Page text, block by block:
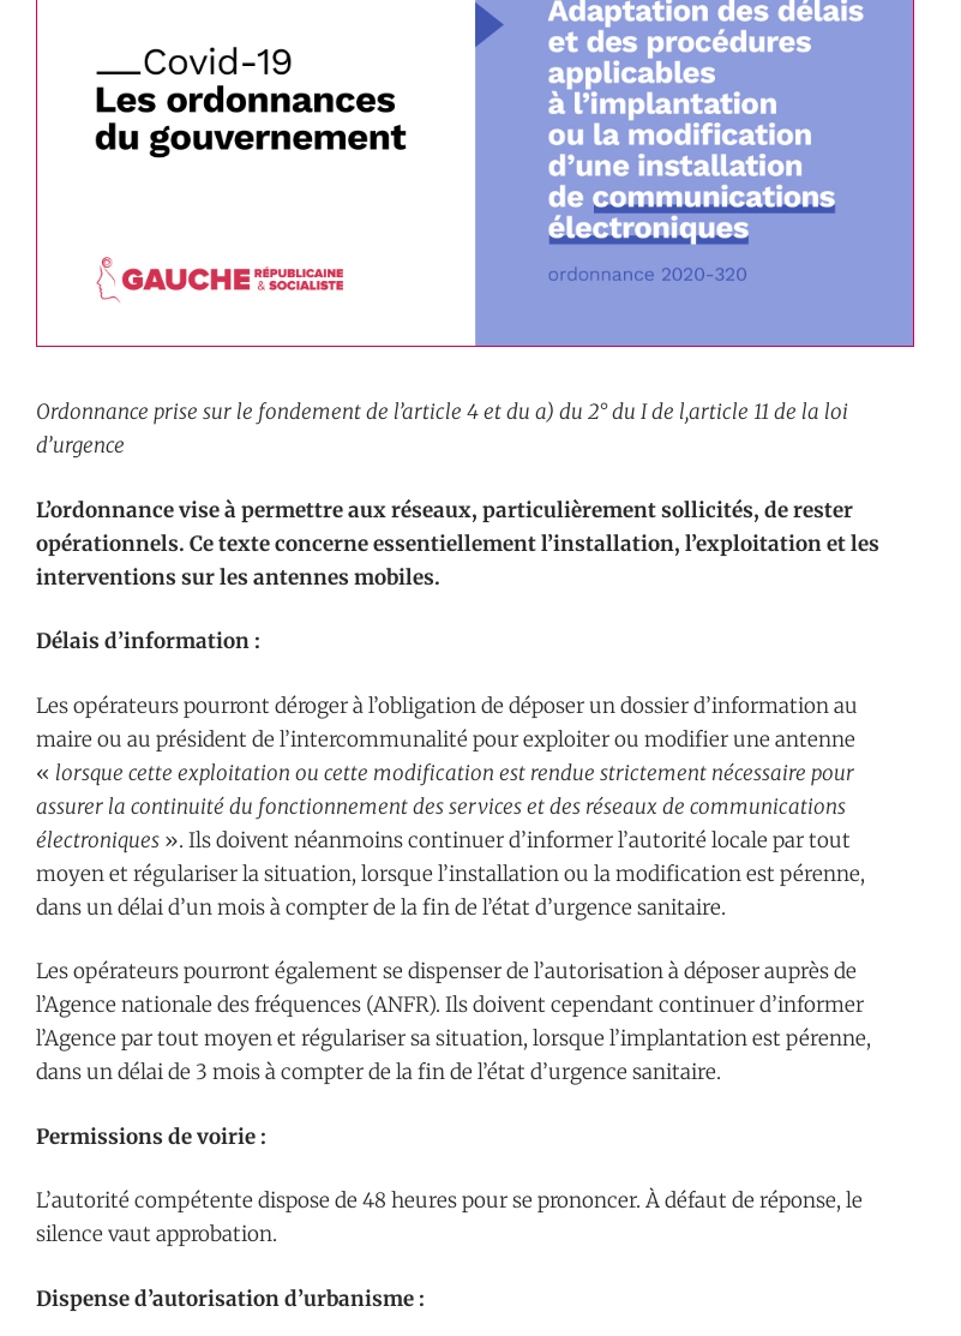
Ordonnance prise sur le fondement de l’article 4 et du a) du 2° du I de l,article 11 de la loi
d’urgence
L’ordonnance vise à permettre aux réseaux, particulièrement sollicités, de rester
opérationnels. Ce texte concerne essentiellement l’installation, l’exploitation et les
interventions sur les antennes mobiles.
Délais d’information :
Les opérateurs pourront déroger à l’obligation de déposer un dossier d’information au
maire ou au président de l’intercommunalité pour exploiter ou modifier une antenne
« lorsque cette exploitation ou cette modification est rendue strictement nécessaire pour
assurer la continuité du fonctionnement des services et des réseaux de communications
électroniques ». Ils doivent néanmoins continuer d’informer l’autorité locale par tout
moyen et régulariser la situation, lorsque l’installation ou la modification est pérenne,
dans un délai d’un mois à compter de la fin de l’état d’urgence sanitaire.
Les opérateurs pourront également se dispenser de l’autorisation à déposer auprès de
l’Agence nationale des fréquences (ANFR). Ils doivent cependant continuer d’informer
l’Agence par tout moyen et régulariser sa situation, lorsque l’implantation est pérenne,
dans un délai de 3 mois à compter de la fin de l’état d’urgence sanitaire.
Permissions de voirie :
L’autorité compétente dispose de 48 heures pour se prononcer. À défaut de réponse, le
silence vaut approbation.
Dispense d’autorisation d’urbanisme :